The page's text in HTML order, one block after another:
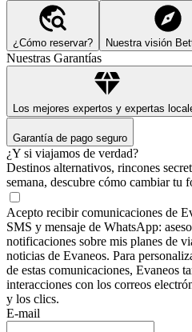
¿Cómo reservar? Nuestra visión
Nuestras Garantías
Los mejores expertos y expertas
Garantía de pago seguro
¿Y si viajamos de verdad?
Destinos alternativos, rincones
semana, descubre cómo cambiar tu
Acepto recibir comunicaciones de
SMS y mensaje de WhatsApp:
notificaciones sobre mis planes de
noticias de Evaneos. Para
de estas comunicaciones, Evaneos
interacciones con los correos
y los clics.
E-mail